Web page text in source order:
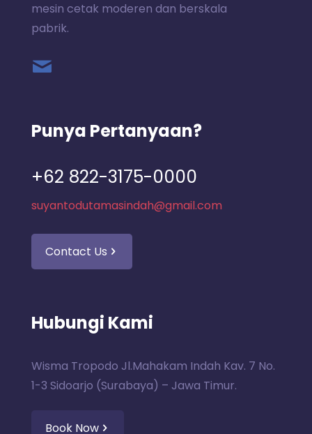
mesin cetak moderen dan berskala
pabrik.
Punya Pertanyaan?
+62 822-3175-0000
suyantodutamasindah@gmail.com
Contact Us
Hubungi Kami
Wisma Tropodo Jl.Mahakam Indah Kav. 7 No.
1-3 Sidoarjo (Surabaya) – Jawa Timur.
Book Now